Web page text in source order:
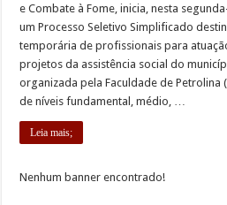
e Combate à Fome, inicia, nesta
um Processo Seletivo Simplificado
temporária de profissionais para
projetos da assistência social do
organizada pela Faculdade de Petrolina
de níveis fundamental, médio, …
Leia mais;
Nenhum banner encontrado!